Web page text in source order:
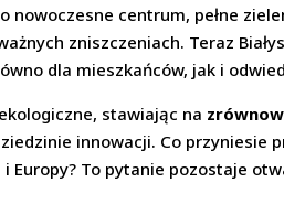
nowoczesne centrum, pełne
zniszczeniach. Teraz
dla mieszkańców, jak i
stawiając na
innowacji. Co przyniesie
To pytanie pozostaje